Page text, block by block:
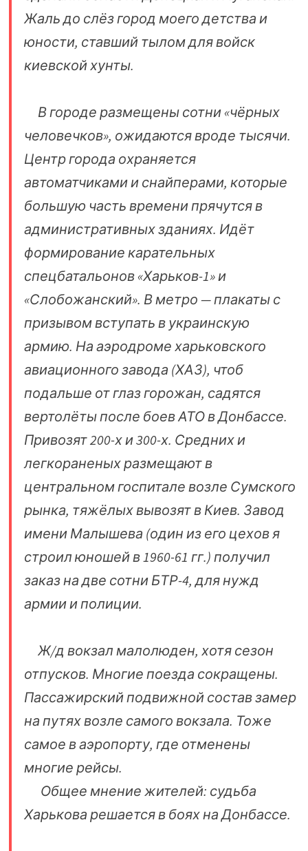
Жаль до слёз город моего детства и
юности, ставший тылом для войск
киевской хунты.
В городе размещены сотни «чёрных
человечков», ожидаются вроде тысячи.
Центр города охраняется
автоматчиками и снайперами, которые
большую часть времени прячутся в
административных зданиях. Идёт
формирование карательных
спецбатальонов «Харьков-1» и
«Слобожанский». В метро — плакаты с
призывом вступать в украинскую
армию. На аэродроме харьковского
авиационного завода (ХАЗ), чтоб
подальше от глаз горожан, садятся
вертолёты после боев АТО в Донбассе.
Привозят 200-х и 300-х. Средних и
легкораненых размещают в
центральном госпитале возле Сумского
рынка, тяжёлых вывозят в Киев. Завод
имени Малышева (один из его цехов я
строил юношей в 1960-61 гг.) получил
заказ на две сотни БТР-4, для нужд
армии и полиции.
Ж/д вокзал малолюден, хотя сезон
отпусков. Многие поезда сокращены.
Пассажирский подвижной состав замер
на путях возле самого вокзала. Тоже
самое в аэропорту, где отменены
многие рейсы.
Общее мнение жителей: судьба
Харькова решается в боях на Донбассе.